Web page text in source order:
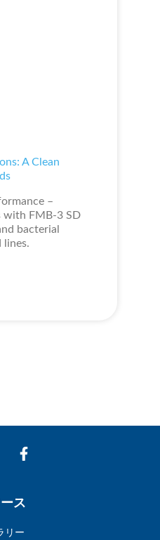
A Clean
–
with FMB-3 SD
bacterial
lines.
ス
リー